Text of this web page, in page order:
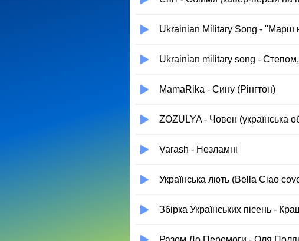
Ukrainian Military Song - "Марш
Ukrainian military song -
MamaRika - Сину (Рінгтон)
ZOZULYA - Човен (українська
Varash - Незламні
Українська лють (Bella Ciao
Збірка Українських пісень -